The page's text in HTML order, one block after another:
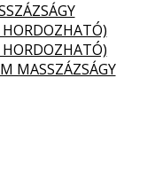
MASSZÁZSÁGY